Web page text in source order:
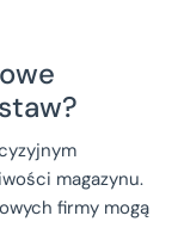
magazynu.
firmy mogą